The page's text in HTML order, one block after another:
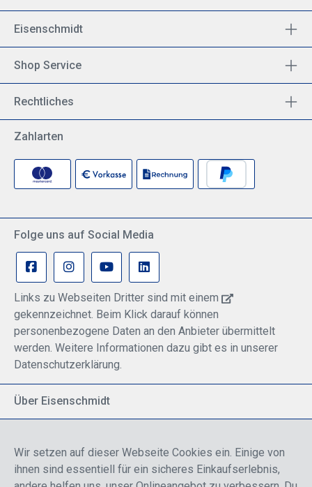
Eisenschmidt
Shop Service
Rechtliches
Zahlarten
Folge uns auf Social Media
Links zu Webseiten Dritter sind mit einem
gekennzeichnet. Beim Klick darauf können
personenbezogene Daten an den Anbieter übermittelt
werden. Weitere Informationen dazu gibt es in unserer
Datenschutzerklärung.
Über Eisenschmidt
Breite Palette von Luftfahrtprodukten
Fokus auf Pilotenausbildung
Wir setzen auf dieser Webseite Cookies ein. Einige von
ihnen sind essentiell für ein sicheres Einkaufserlebnis,